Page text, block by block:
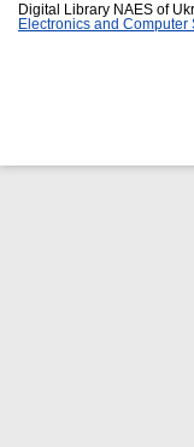
Digital Library NAES of
Electronics and Computer